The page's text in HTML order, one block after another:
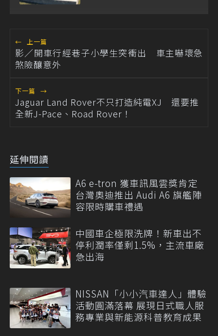
← 上一篇
影／開車行經巷子小學生突衝出 車主嚇壞急
煞險釀意外
下一篇 →
Jaguar Land Rover不只打造純電XJ 還要推
全新J-Pace、Road Rover！
延伸閱讀
A6 e-tron 獲車訊風雲獎肯定
台灣奧迪推出 Audi A6 旗艦陣
容限時購車禮遇
中國車企極限洗牌！新車出不
停利潤率僅剩1.5%，主流車廠
急出海
NISSAN「小小汽車達人」體驗
活動圓滿落幕 展現日式職人服
務專業與新能源科普教育成果